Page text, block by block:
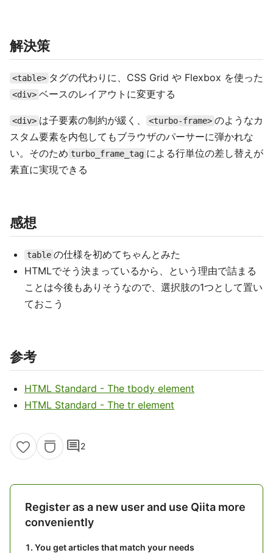
解決策
<table> タグの代わりに、CSS Grid や Flexbox を使った
<div> ベースのレイアウトに変更する
<div> は子要素の制約が緩く、 <turbo-frame> のようなカ
スタム要素を内包してもブラウザのパーサーに弾かれな
い。そのため turbo_frame_tag による行単位の差し替えが
素直に実現できる
感想
table の仕様を初めてちゃんとみた
HTMLでそう決まっているから、という理由で詰まる
ことは今後もありそうなので、選択肢の1つとして置い
ておこう
参考
HTML Standard - The tbody element
HTML Standard - The tr element
comment2
Register as a new user and use Qiita more
conveniently
You get articles that match your needs